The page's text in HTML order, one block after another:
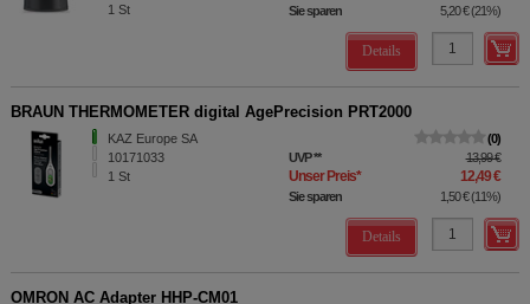
1 St Sie sparen 5,20 €(21%)
Details
BRAUN THERMOMETER digital AgePrecision PRT2000
KAZ Europe SA
10171033
1 St
0
UVP** 13,99 €
Unser Preis* 12,49 €
Sie sparen 1,50 €(11%)
Details
OMRON AC Adapter HHP-CM01